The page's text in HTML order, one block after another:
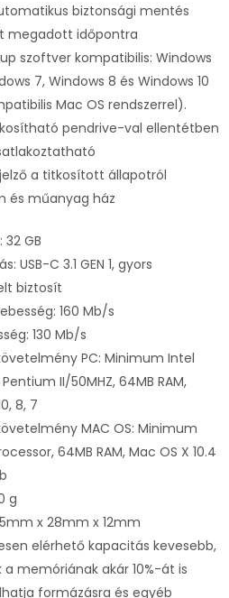
biztonsági mentés
megadott időpontra
szoftver kompatibilis: Windows
7, Windows 8 és Windows 10
Mac OS rendszerrel).
pendrive-val ellentétben
a titkosított állapotról
és műanyag ház
GB
USB-C 3.1 GEN 1, gyors
biztosít
160 Mb/s
130 Mb/s
PC: Minimum Intel
II/50MHZ, 64MB RAM,
8, 7
MAC OS: Minimum
64MB RAM, Mac OS X 10.4
g
x 28mm x 12mm
elérhető kapacitás kevesebb,
a memóriának akár 10%-át is
formázásra és egyéb